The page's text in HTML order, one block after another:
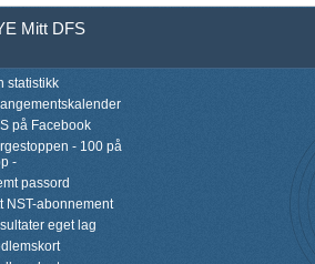
Mitt DFS
statistikk
på Facebook
- 100 på
-
passord
NST-abonnement
eget lag